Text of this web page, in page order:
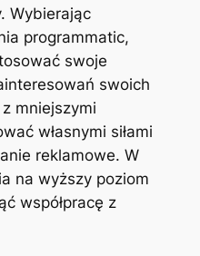
Wybierając
programmatic,
swoje
swoich
mniejszymi
własnymi siłami
reklamowe. W
na wyższy poziom
współpracę z